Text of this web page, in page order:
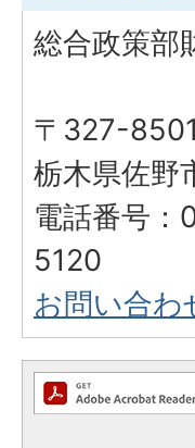
総合政策部
〒327-8501
栃木県佐野
電話番号
5120
お問い合わ